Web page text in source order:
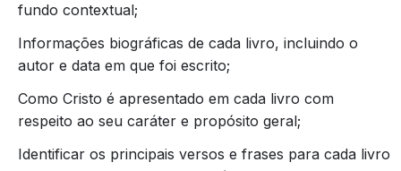
fundo contextual;
Informações biográficas de cada livro, incluindo o
autor e data em que foi escrito;
Como Cristo é apresentado em cada livro com
respeito ao seu caráter e propósito geral;
Identificar os principais versos e frases para cada livro